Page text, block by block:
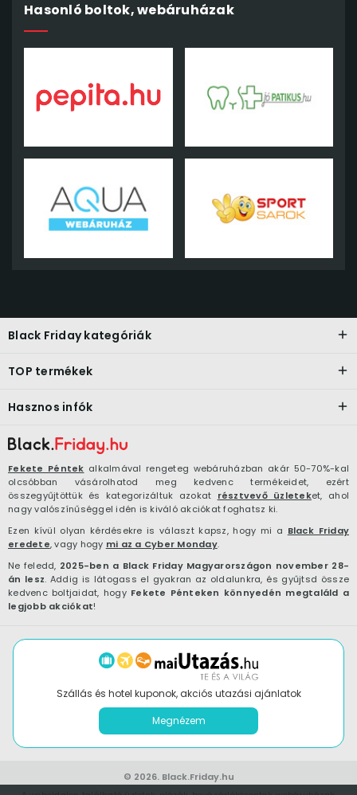
Hasonló boltok, webáruházak
Fekete Péntek alkalmával rengeteg webáruházban akár 50-70%-kal
olcsóbban vásárolhatod meg kedvenc termékeidet, ezért
összegyűjtöttük és kategorizáltuk azokat résztvevő üzleteket, ahol
nagy valószínűséggel idén is kiváló akciókat foghatsz ki.
Ezen kívül olyan kérdésekre is választ kapsz, hogy mi a Black Friday
eredete, vagy hogy mi az a Cyber Monday.
Ne feledd, 2025-ben a Black Friday Magyarországon november 28-
án lesz. Addig is látogass el gyakran az oldalunkra, és gyűjtsd össze
kedvenc boltjaidat, hogy Fekete Pénteken könnyedén megtaláld a
legjobb akciókat!
Black Friday kategóriák
TOP termékek
Hasznos infók
Szállás és hotel kuponok, akciós utazási ajánlatok
Megnézem
© 2026. Black.Friday.hu